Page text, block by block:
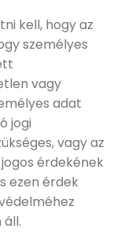
kell, hogy az
személyes
vagy
adat
jogi
vagy az
érdekének
ezen érdek